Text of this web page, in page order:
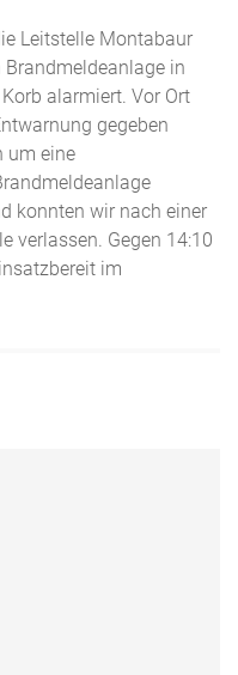
Leitstelle Montabaur
in
alarmiert. Vor Ort
gegeben
um eine
konnten wir nach einer
verlassen. Gegen 14:10
im